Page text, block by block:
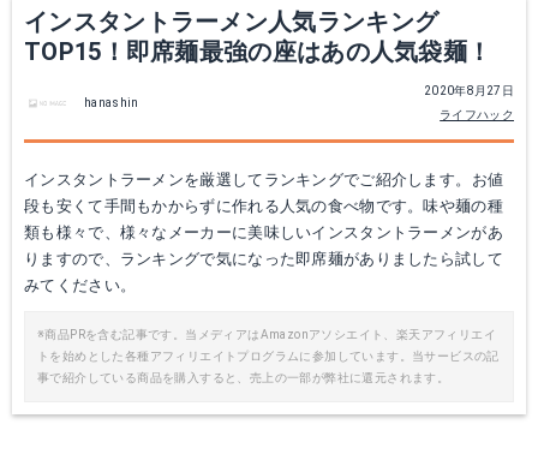
インスタントラーメン人気ランキング
TOP15！即席麺最強の座はあの人気袋麺！
2020年8月27日
ライフハック
hanashin
インスタントラーメンを厳選してランキングでご紹介します。お値
段も安くて手間もかからずに作れる人気の食べ物です。味や麺の種
類も様々で、様々なメーカーに美味しいインスタントラーメンがあ
りますので、ランキングで気になった即席麺がありましたら試して
みてください。
※商品PRを含む記事です。当メディアはAmazonアソシエイト、楽天アフィリエイ
トを始めとした各種アフィリエイトプログラムに参加しています。当サービスの記
事で紹介している商品を購入すると、売上の一部が弊社に還元されます。
Amazonで詳細を見る
楽天で詳細を見る